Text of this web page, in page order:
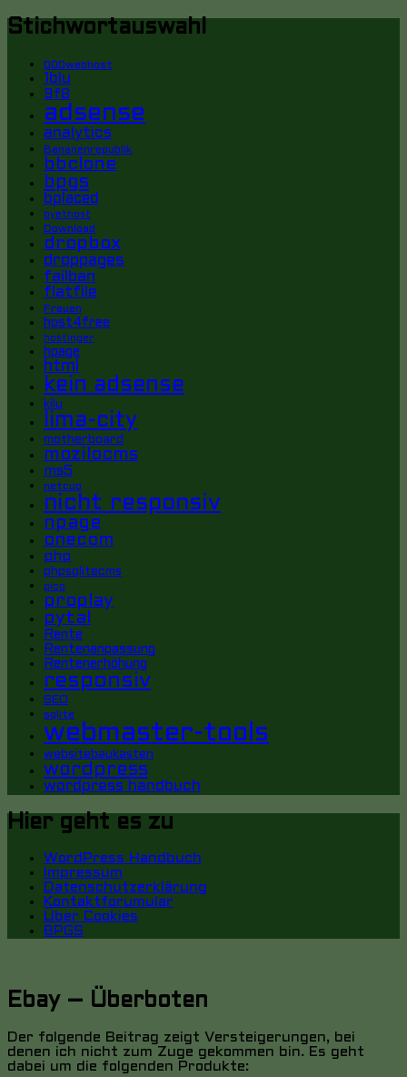
Stichwortauswahl
000webhost
1blu
9f8
adsense
analytics
Bananenrepublik
bbclone
bpgs
bplaced
byethost
Download
dropbox
droppages
failban
flatfile
Frauen
host4free
hostinger
hpage
html
kein adsense
kilu
lima-city
motherboard
mozilocms
ms5
netcup
nicht responsiv
npage
onecom
php
phpsqlitecms
pico
proplay
pytal
Rente
Rentenanpassung
Rentenerhöhung
responsiv
SEO
sqlite
webmaster-tools
websitebaukasten
wordpress
wordpress handbuch
Hier geht es zu
WordPress Handbuch
Impressum
Datenschutzerklärung
Kontaktforumular
Über Cookies
BPGS
Ebay – Überboten
Der folgende Beitrag zeigt Versteigerungen, bei
denen ich nicht zum Zuge gekommen bin. Es geht
dabei um die folgenden Produkte: